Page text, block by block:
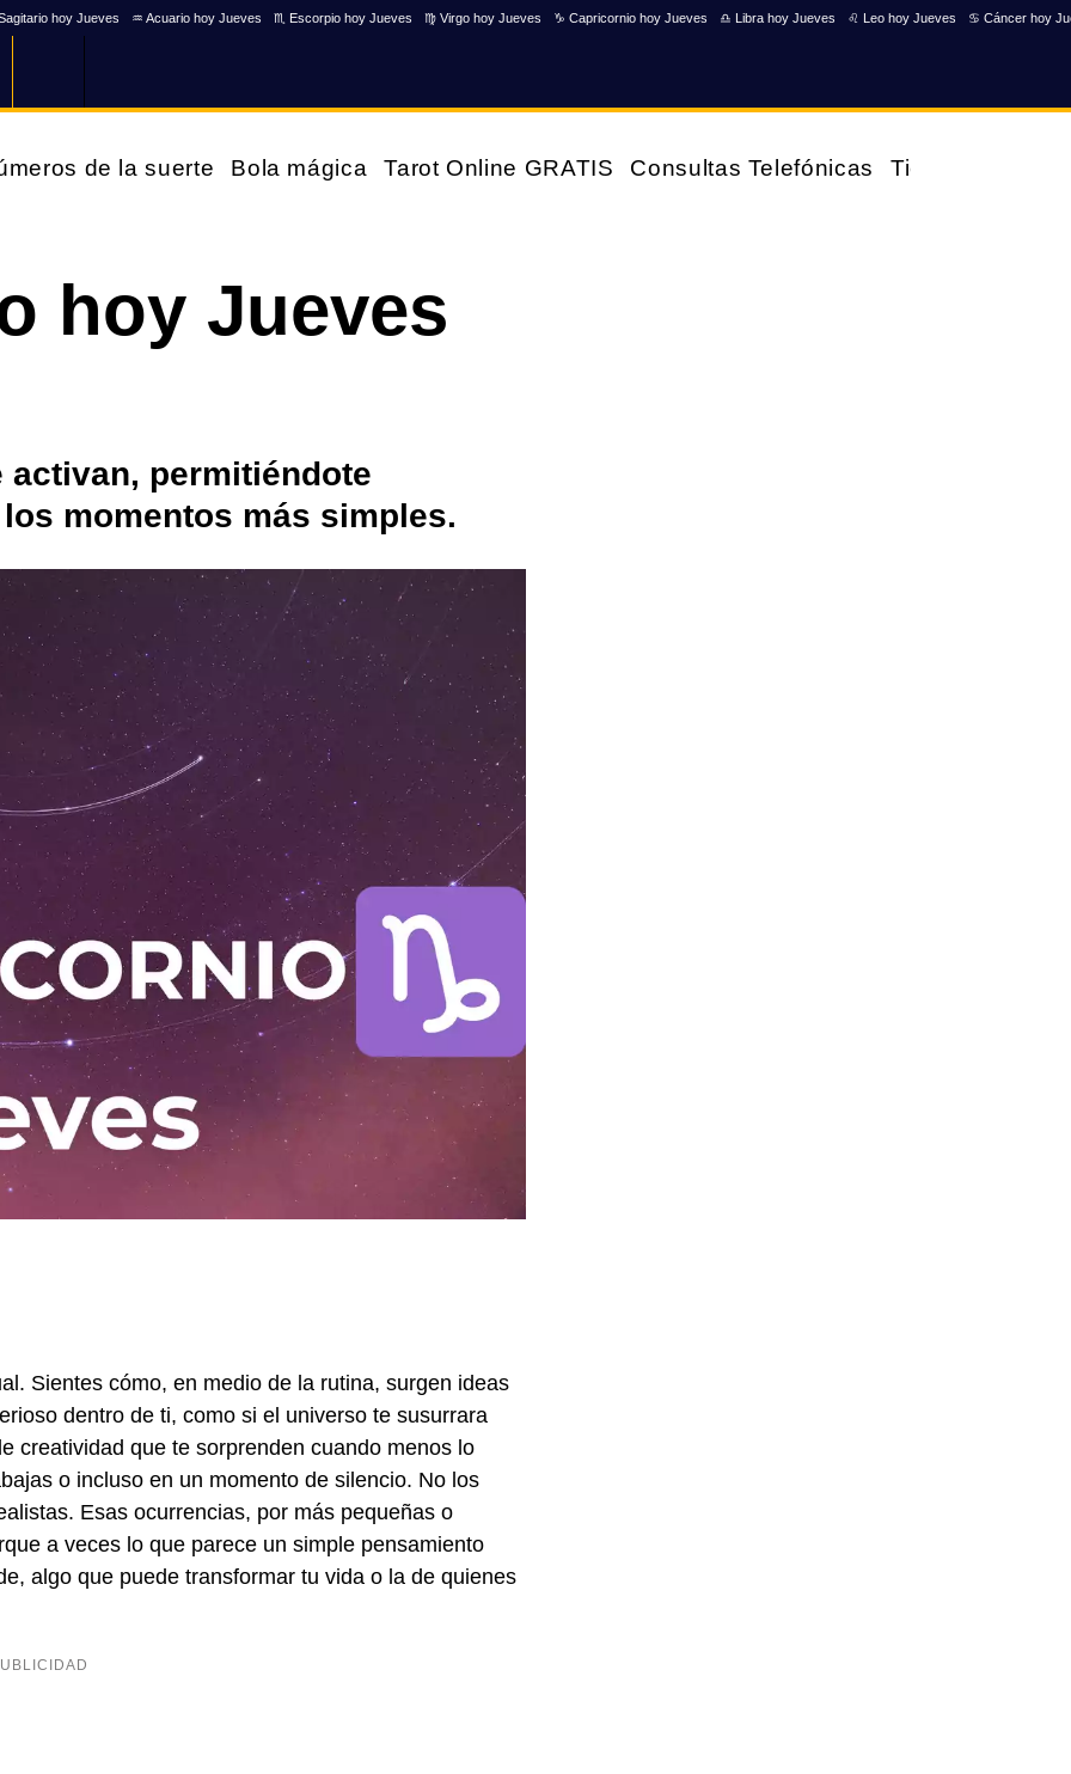
hoy Jueves ♒ Acuario hoy Jueves ♏ Escorpio hoy Jueves ♍ Virgo hoy Jueves ♑ Capricornio hoy Jueves ♎ Libra hoy Jueves ♌ Leo hoy Jueves ♋ Cáncer hoy
de la suerte Bola mágica Tarot Online GRATIS Consultas Telefónicas Tienda
hoy Jueves
permitiéndote
momentos más simples.
Sientes cómo, en medio de la rutina, surgen ideas
dentro de ti, como si el universo te susurrara
creatividad que te sorprenden cuando menos lo
o incluso en un momento de silencio. No los
Esas ocurrencias, por más pequeñas o
a veces lo que parece un simple pensamiento
algo que puede transformar tu vida o la de quienes